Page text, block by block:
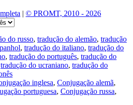
| © PROMT, 2010 - 2026
do russo, tradução do alemão, tradução
, tradução do italiano, tradução do
, tradução do português, tradução do
tradução do ucraniano, tradução do
inglesa, Conjugação alemã,
portuguesa, Conjugação russa,